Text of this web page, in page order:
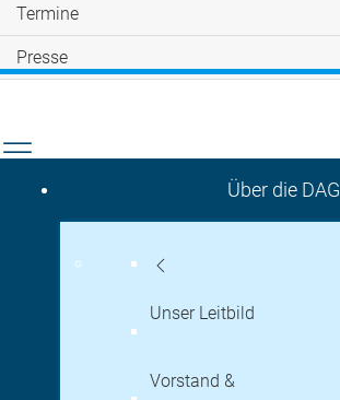
Termine
Presse
Über die DAG
Unser Leitbild
Vorstand &